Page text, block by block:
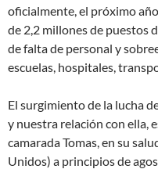
oficialmente, el próximo
de 2,2 millones de puestos
de falta de personal y
escuelas, hospitales,
El surgimiento de la lucha
y nuestra relación con ella,
camarada Tomas, en su
Unidos) a principios de